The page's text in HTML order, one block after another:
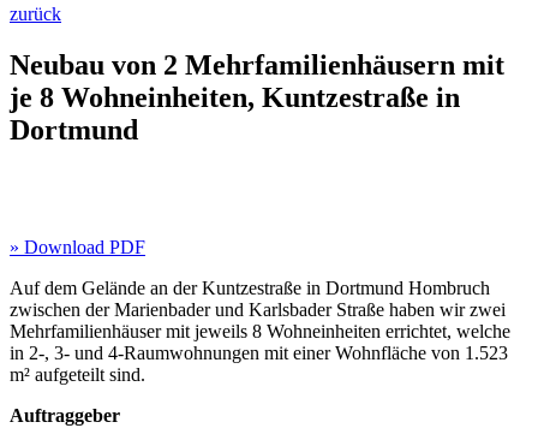
zurück
Neubau von 2 Mehrfamilienhäusern mit
je 8 Wohneinheiten, Kuntzestraße in
Dortmund
» Download PDF
Auf dem Gelände an der Kuntzestraße in Dortmund Hombruch
zwischen der Marienbader und Karlsbader Straße haben wir zwei
Mehrfamilienhäuser mit jeweils 8 Wohneinheiten errichtet, welche
in 2-, 3- und 4-Raumwohnungen mit einer Wohnfläche von 1.523
m² aufgeteilt sind.
Auftraggeber